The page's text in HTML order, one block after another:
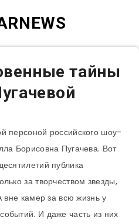
тайны
персоной российского шоу-
Борисовна Пугачева. Вот
публика
за творчеством звезды,
камер за всю жизнь у
И даже часть из них